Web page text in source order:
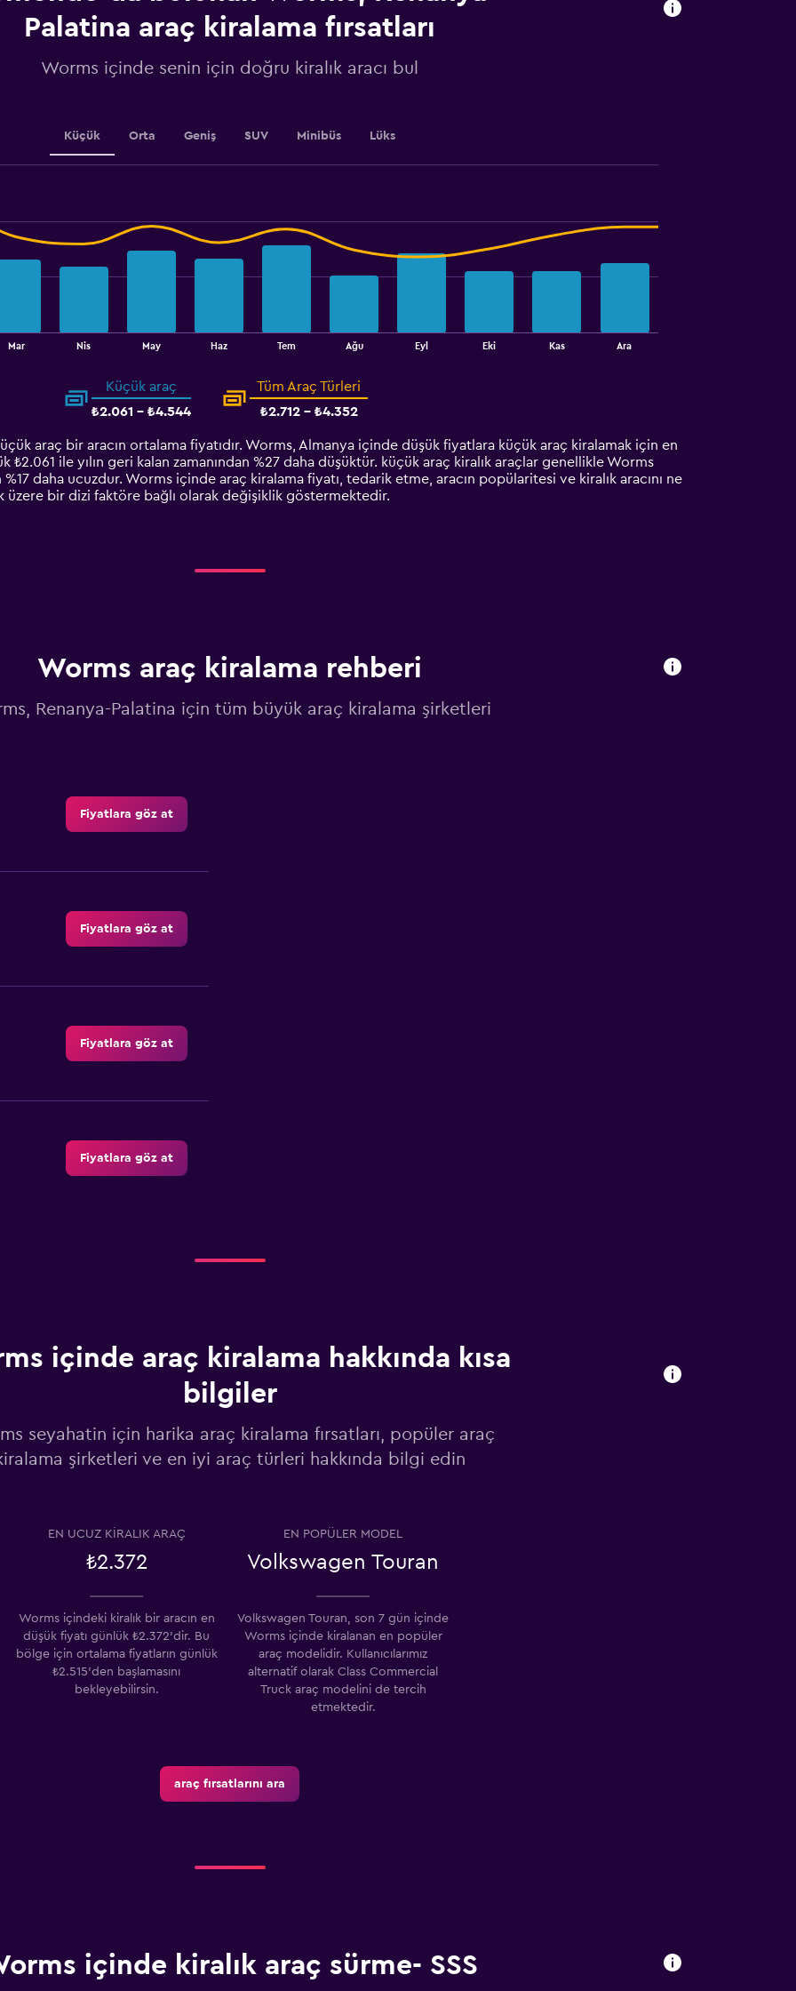
displaying
values.
Palatina araç kiralama fırsatları
Worms içinde senin için doğru kiralık aracı bul
Küçük Orta Geniş SUV Minibüs Lüks
Mar Nis May Haz Tem Ağu Eyl Eki Kas Ara
Küçük araç
₺2.061 - ₺4.544
Tüm Araç Türleri
₺2.712 - ₺4.352
araç bir aracın ortalama fiyatıdır. Worms, Almanya içinde düşük fiyatlara küçük araç kiralamak için en
₺2.061 ile yılın geri kalan zamanından %27 daha düşüktür. küçük araç kiralık araçlar genellikle Worms
daha ucuzdur. Worms içinde araç kiralama fiyatı, tedarik etme, aracın popülaritesi ve kiralık aracını ne
üzere bir dizi faktöre bağlı olarak değişiklik göstermektedir.
Worms araç kiralama rehberi
Renanya-Palatina için tüm büyük araç kiralama şirketleri
Fiyatlara göz at
Fiyatlara göz at
Fiyatlara göz at
Fiyatlara göz at
Fiyatlara göz at
içinde araç kiralama hakkında kısa
bilgiler
seyahatin için harika araç kiralama fırsatları, popüler araç
şirketleri ve en iyi araç türleri hakkında bilgi edin
EN UCUZ KIRALIK ARAÇ
₺2.372
EN POPÜLER MODEL
Volkswagen Touran
Worms içindeki kiralık bir aracın en
düşük fiyatı günlük ₺2.372'dir. Bu
bölge için ortalama fiyatların günlük
₺2.515'den başlamasını
bekleyebilirsin.
Volkswagen Touran, son 7 gün içinde
Worms içinde kiralanan en popüler
araç modelidir. Kullanıcılarımız
alternatif olarak Class Commercial
Truck araç modelini de tercih
etmektedir.
araç fırsatlarını ara
içinde kiralık araç sürme- SSS